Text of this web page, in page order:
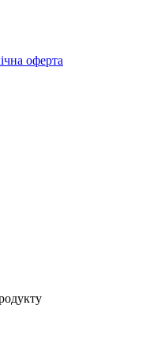
оферта